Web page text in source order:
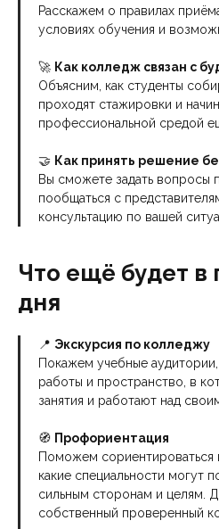
Расскажем о правилах
условиях обучения и
🚀 Как колледж связан с
Объясним, как студенты
проходят стажировки и
профессиональной средой
🤝 Как принять решение
Вы сможете задать вопросы
пообщаться с
консультацию по вашей
Что ещё будет в
дня
📍 Экскурсия по колледжу
Покажем учебные
работы и пространство, в
занятия и работают над
🧭 Профориентация
Поможем сориентироваться
какие специальности могут
сильным сторонам и целям.
собственный проверенный